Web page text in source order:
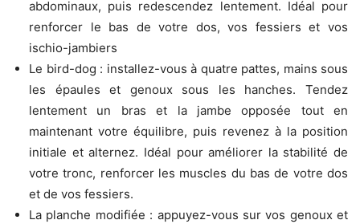
abdominaux, puis redescendez lentement. Idéal pour
renforcer le bas de votre dos, vos fessiers et vos
ischio-jambiers
Le bird-dog : installez-vous à quatre pattes, mains sous
les épaules et genoux sous les hanches. Tendez
lentement un bras et la jambe opposée tout en
maintenant votre équilibre, puis revenez à la position
initiale et alternez. Idéal pour améliorer la stabilité de
votre tronc, renforcer les muscles du bas de votre dos
et de vos fessiers.
La planche modifiée : appuyez-vous sur vos genoux et